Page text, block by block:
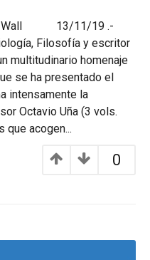
Wall 13/11/19 .-
Filosofía y escritor
multitudinario homenaje
se ha presentado el
intensamente la
Octavio Uña (3 vols.
que acogen...
0